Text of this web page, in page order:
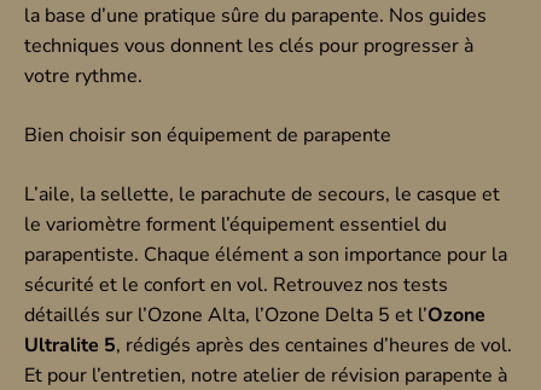
la base d’une pratique sûre du parapente. Nos guides
techniques vous donnent les clés pour progresser à
votre rythme.
Bien choisir son équipement de parapente
L’aile, la sellette, le parachute de secours, le casque et
le variomètre forment l’équipement essentiel du
parapentiste. Chaque élément a son importance pour la
sécurité et le confort en vol. Retrouvez nos tests
détaillés sur l’Ozone Alta, l’Ozone Delta 5 et l’Ozone
Ultralite 5, rédigés après des centaines d’heures de vol.
Et pour l’entretien, notre atelier de révision parapente à